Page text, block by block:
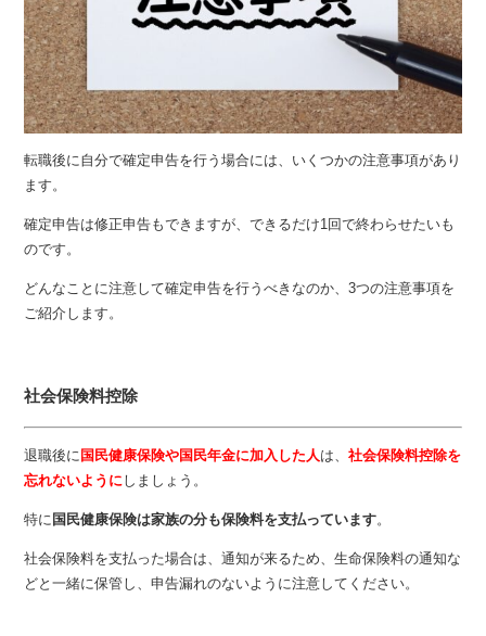
転職後に自分で確定申告を行う場合には、いくつかの注意事項があり
ます。
確定申告は修正申告もできますが、できるだけ1回で終わらせたいも
のです。
どんなことに注意して確定申告を行うべきなのか、3つの注意事項を
ご紹介します。
社会保険料控除
退職後に 国民健康保険や国民年金に加入した人は、社会保険料控除を
忘れないようにしましょう。
特に 国民健康保険は家族の分も保険料を支払っています。
社会保険料を支払った場合は、通知が来るため、生命保険料の通知な
どと一緒に保管し、申告漏れのないように注意してください。